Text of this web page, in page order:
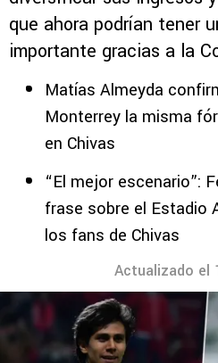
que ahora podrían tener
importante gracias a la
Matías Almeyda
Monterrey la misma
en Chivas
“El mejor escenario”:
frase sobre el Estadio
los fans de Chivas
Actualizado el